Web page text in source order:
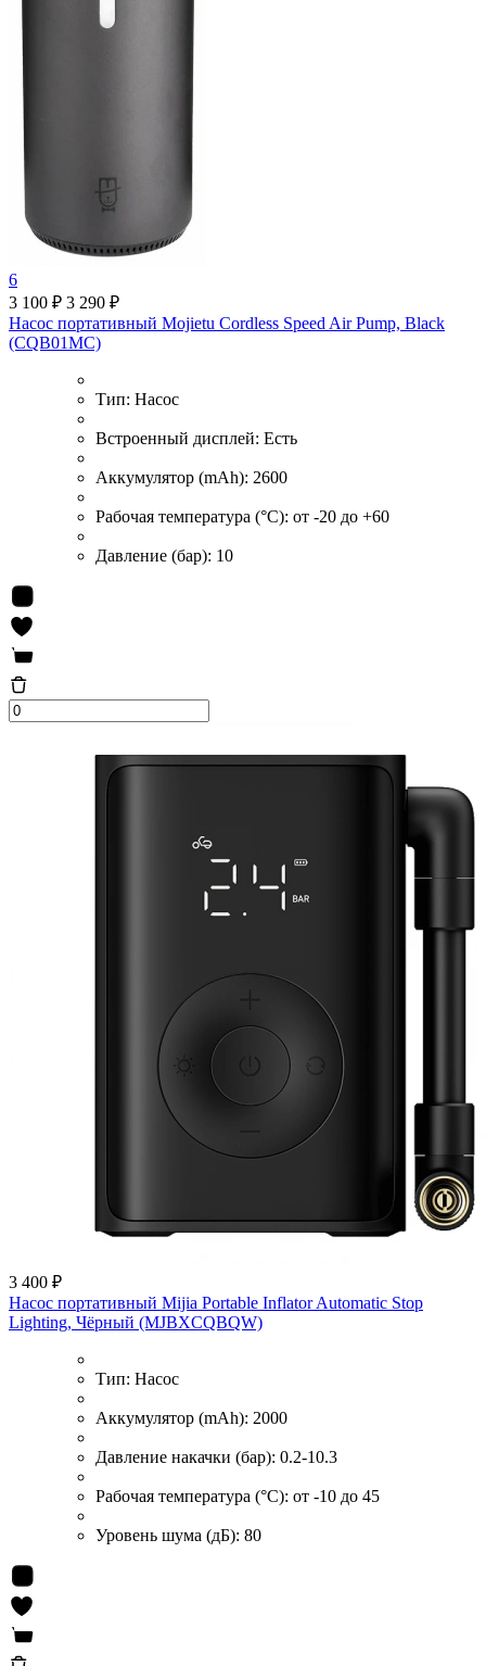
6
3 100 ₽ 3 290 ₽
Насос портативный Mojietu Cordless Speed Air Pump, Black
(CQB01MC)
Тип: Насос
Встроенный дисплей: Есть
Аккумулятор (mAh): 2600
Рабочая температура (°C): от -20 до +60
Давление (бар): 10
3 400 ₽
Насос портативный Mijia Portable Inflator Automatic Stop
Lighting, Чёрный (MJBXCQBQW)
Тип: Насос
Аккумулятор (mAh): 2000
Давление накачки (бар): 0.2-10.3
Рабочая температура (°C): от -10 до 45
Уровень шума (дБ): 80